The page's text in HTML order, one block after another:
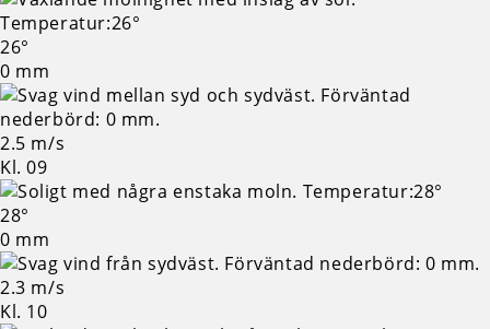
26°
0 mm
2.5 m/s
Kl. 09
28°
0 mm
2.3 m/s
Kl. 10